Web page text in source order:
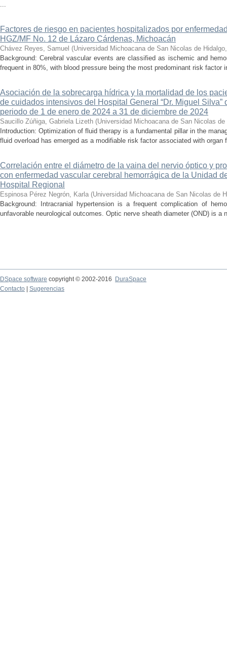
...
Factores de riesgo en pacientes hospitalizados por
HGZ/MF No. 12 de Lázaro Cárdenas, Michoacán
Chávez Reyes, Samuel (Universidad Michoacana de San Nicolas de Hidalgo
Background: Cerebral vascular events are classified as ischemic and
frequent in 80%, with blood pressure being the most predominant risk factor
Asociación de la sobrecarga hídrica y la mortalidad de los
de cuidados intensivos del Hospital General “Dr. Miguel
periodo de 1 de enero de 2024 a 31 de diciembre de 2024
Saucillo Zúñiga, Gabriela Lizeth (Universidad Michoacana de San Nicolas de
Introduction: Optimization of fluid therapy is a fundamental pillar in the
fluid overload has emerged as a modifiable risk factor associated with organ
Correlación entre el diámetro de la vaina del nervio óptico y
con enfermedad vascular cerebral hemorrágica de la Unidad
Hospital Regional
Espinosa Pérez Negrón, Karla (Universidad Michoacana de San Nicolas de
Background: Intracranial hypertension is a frequent complication of
unfavorable neurological outcomes. Optic nerve sheath diameter (OND) is a
DSpace software copyright © 2002-2016
DuraSpace
Contacto
Sugerencias